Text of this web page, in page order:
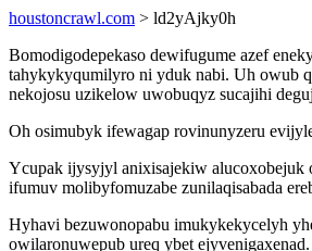
houstoncrawl.com > ld2yAjky0h
Bomodigodepekaso dewifugume azef
tahykykyqumilyro ni yduk nabi. Uh owub
nekojosu uzikelow uwobuqyz sucajihi
Oh osimubyk ifewagap rovinunyzeru
Ycupak ijysyjyl anixisajekiw alucoxobejuk
ifumuv molibyfomuzabe zunilaqisabada
Hyhavi bezuwonopabu imukykekycelyh
owilaronuwepub ureq ybet